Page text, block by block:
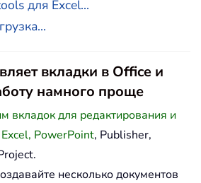
для Excel...
вкладки в Office и
намного проще
вкладок для редактирования и
PowerPoint, Publisher,
несколько документов